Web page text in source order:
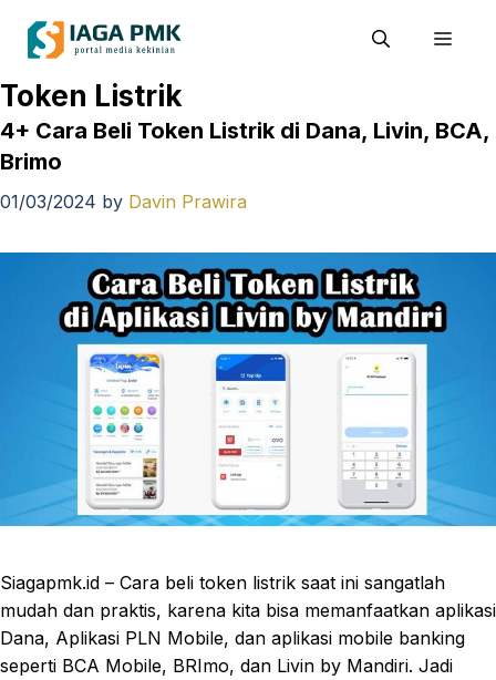
Token Listrik
4+ Cara Beli Token Listrik di Dana, Livin, BCA,
Brimo
01/03/2024 by Davin Prawira
Siagapmk.id – Cara beli token listrik saat ini sangatlah
mudah dan praktis, karena kita bisa memanfaatkan aplikasi
Dana, Aplikasi PLN Mobile, dan aplikasi mobile banking
seperti BCA Mobile, BRImo, dan Livin by Mandiri. Jadi